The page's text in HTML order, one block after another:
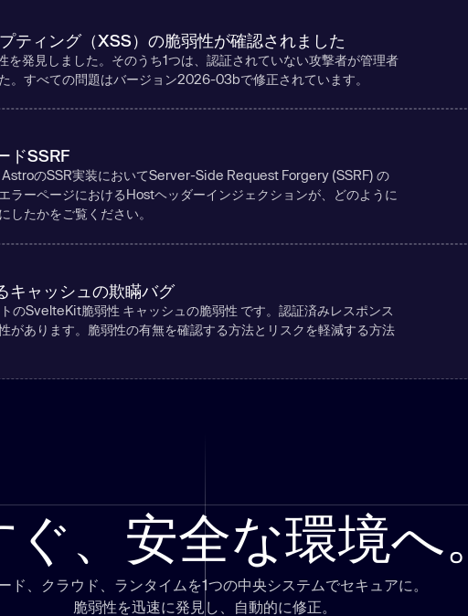
ティング（XSS）の脆弱性が確認されました
発見しました。そのうち1つは、認証されていない攻撃者が管理者
。すべての問題はバージョン2026-03bで修正されています。
ドSSRF
のSSR実装においてServer-Side Request Forgery (SSRF) の
ラーページにおけるHostヘッダーインジェクションが、どのように
たかをご覧ください。
ャッシュの欺瞞バグ
SvelteKit脆弱性 キャッシュの脆弱性 です。認証済みレスポンス
があります。脆弱性の有無を確認する方法とリスクを軽減する方法
、安全な環境へ。
ド、クラウド、ランタイムを1つの中央システムでセキュアに。
脆弱性を迅速に発見し、自動的に修正。